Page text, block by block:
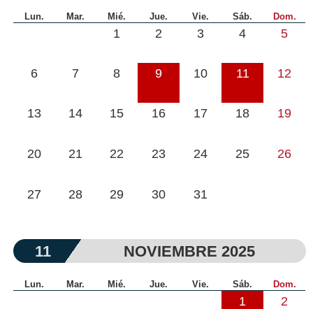
Lun. Mar. Mié. Jue. Vie. Sáb. Dom.
1 2 3 4 5
6 7 8 9 10 11 12
13 14 15 16 17 18 19
20 21 22 23 24 25 26
27 28 29 30 31
11 NOVIEMBRE 2025
Lun. Mar. Mié. Jue. Vie. Sáb. Dom.
1 2